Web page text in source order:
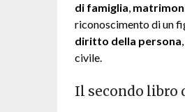
di famiglia,
riconoscimento di un
diritto della persona,
civile.
Il secondo libro